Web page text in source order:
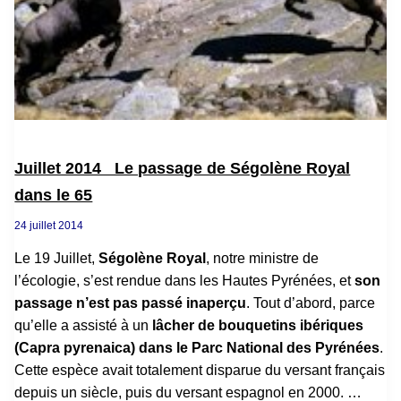
Juillet 2014 Le passage de Ségolène Royal
dans le 65
24 juillet 2014
Le 19 Juillet,Ségolène Royal , notre ministre de
l’écologie, s’est rendue dans les Hautes Pyrénées, etson
passage n’est pas passé inaperçu. Tout d’abord, parce
qu’elle a assisté à un lâcher de bouquetins ibériques
(Capra pyrenaica) dans le Parc National des Pyrénées.
Cette espèce avait totalement disparue du versant français
depuis un siècle, puis du versant espagnol en 2000. …